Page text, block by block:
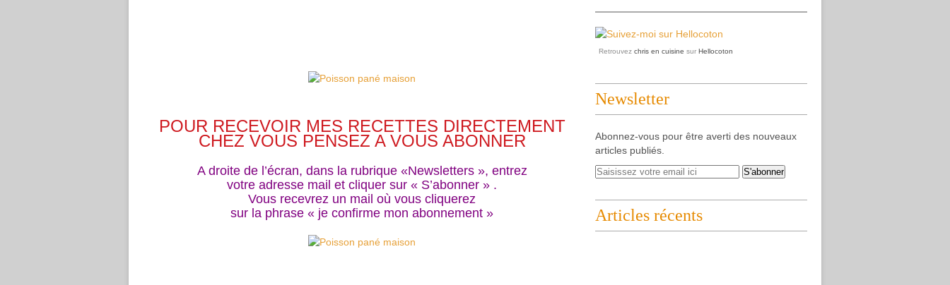
POUR RECEVOIR MES RECETTES DIRECTEMENT
CHEZ VOUS PENSEZ A VOUS ABONNER
A droite de l’écran, dans la rubrique «Newsletters », entrez
votre adresse mail et cliquer sur « S’abonner » .
Vous recevrez un mail où vous cliquerez
sur la phrase « je confirme mon abonnement »
Retrouvez chris en cuisine sur Hellocoton
Newsletter
Abonnez-vous pour être averti des nouveaux
articles publiés.
Articles récents